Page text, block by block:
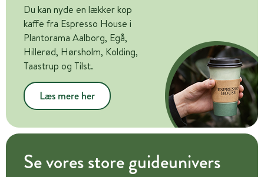
Du kan nyde en lækker kop
kaffe fra Espresso House i
Plantorama Aalborg, Egå,
Hillerød, Hørsholm, Kolding,
Taastrup og Tilst.
Læs mere her
Se vores store guideunivers